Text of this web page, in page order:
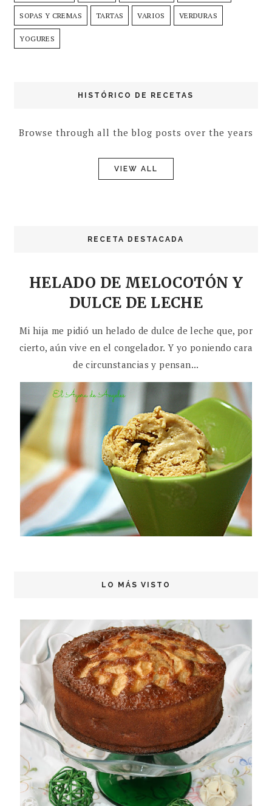
SOPAS Y CREMAS TARTAS VARIOS VERDURAS
YOGURES
HISTÓRICO DE RECETAS
Browse through all the blog posts over the years
VIEW ALL
RECETA DESTACADA
HELADO DE MELOCOTÓN Y
DULCE DE LECHE
Mi hija me pidió un helado de dulce de leche que, por
cierto, aún vive en el congelador. Y yo poniendo cara
de circunstancias y pensan...
LO MÁS VISTO